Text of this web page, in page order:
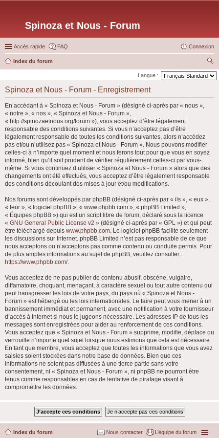
Spinoza et Nous - Forum
Accès rapide FAQ Connexion
Index du forum
ec
ch
Langue :
Spinoza et Nous - Forum - Enregistrement
En accédant à « Spinoza et Nous - Forum » (désigné ci-après par « nous »,
« notre », « nos », « Spinoza et Nous - Forum »,
« http://spinozaetnous.org/forum »), vous acceptez d’être légalement
responsable des conditions suivantes. Si vous n’acceptez pas d’être
légalement responsable de toutes les conditions suivantes, alors n’accédez
pas et/ou n’utilisez pas « Spinoza et Nous - Forum ». Nous pouvons modifier
celles-ci à n’importe quel moment et nous ferons tout pour que vous en soyez
informé, bien qu’il soit prudent de vérifier régulièrement celles-ci par vous-
même. Si vous continuez d’utiliser « Spinoza et Nous - Forum » alors que des
changements ont été effectués, vous acceptez d’être légalement responsable
des conditions découlant des mises à jour et/ou modifications.
Nos forums sont développés par phpBB (désigné ci-après par « ils », « eux »,
« leur », « logiciel phpBB », « www.phpbb.com », « phpBB Limited »,
« Équipes phpBB ») qui est un script libre de forum, déclaré sous la licence
« GNU General Public License v2 » (désigné ci-après par « GPL ») et qui peut
être téléchargé depuis www.phpbb.com. Le logiciel phpBB facilite seulement
les discussions sur Internet. phpBB Limited n’est pas responsable de ce que
nous acceptons ou n’acceptons pas comme contenu ou conduite permis. Pour
de plus amples informations au sujet de phpBB, veuillez consulter :
https://www.phpbb.com/.
Vous acceptez de ne pas publier de contenu abusif, obscène, vulgaire,
diffamatoire, choquant, menaçant, à caractère sexuel ou tout autre contenu qui
peut transgresser les lois de votre pays, du pays où « Spinoza et Nous -
Forum » est hébergé ou les lois internationales. Le faire peut vous mener à un
bannissement immédiat et permanent, avec une notification à votre fournisseur
d’accès à Internet si nous le jugeons nécessaire. Les adresses IP de tous les
messages sont enregistrées pour aider au renforcement de ces conditions.
Vous acceptez que « Spinoza et Nous - Forum » supprime, modifie, déplace ou
verrouille n’importe quel sujet lorsque nous estimons que cela est nécessaire.
En tant que membre, vous acceptez que toutes les informations que vous avez
saisies soient stockées dans notre base de données. Bien que ces
informations ne soient pas diffusées à une tierce partie sans votre
consentement, ni « Spinoza et Nous - Forum », ni phpBB ne pourront être
tenus comme responsables en cas de tentative de piratage visant à
compromettre les données.
Index du forum L’équipe du forum
Nous contacter